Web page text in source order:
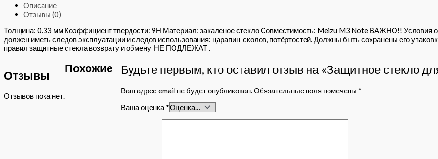
Описание
Отзывы (0)
Толщина: 0.33 мм Коэффициент твердости: 9Н Материал: закаленое стекло Совместимость: Meizu M3 Note ВАЖНО!! Условия
должен иметь следов эксплуатации и следов использования: царапин, сколов, потёртостей. Должны быть сохранены его
правил защитные стекла возврату и обмену НЕ ПОДЛЕЖАТ .
Отзывы
Отзывов пока нет.
Будьте первым, кто оставил отзыв на «Защитное стекло
Ваш адрес email не будет опубликован.Обязательные поля помечены *
Ваша оценка *
Похожие